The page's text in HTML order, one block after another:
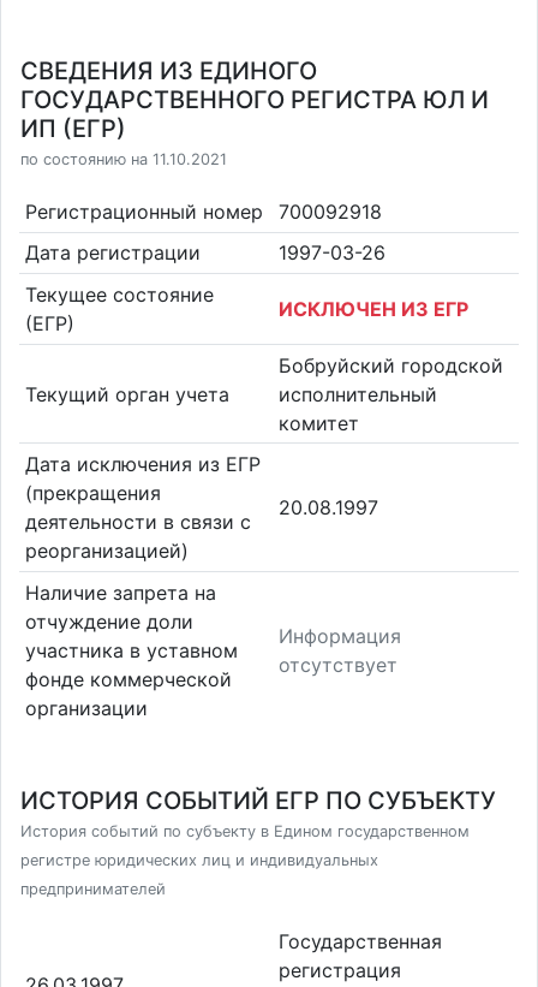
СВЕДЕНИЯ ИЗ ЕДИНОГО
ГОСУДАРСТВЕННОГО РЕГИСТРА ЮЛ И
ИП (ЕГР)
по состоянию на 11.10.2021
Регистрационный номер
700092918
Дата регистрации
1997-03-26
Текущее состояние
(ЕГР)
ИСКЛЮЧЕН ИЗ ЕГР
Текущий орган учета
Бобруйский городской
исполнительный
комитет
Дата исключения из ЕГР
(прекращения
деятельности в связи с
реорганизацией)
20.08.1997
Наличие запрета на
отчуждение доли
участника в уставном
фонде коммерческой
организации
Информация
отсутствует
ИСТОРИЯ СОБЫТИЙ ЕГР ПО СУБЪЕКТУ
История событий по субъекту в Едином государственном
регистре юридических лиц и индивидуальных
предпринимателей
Государственная
регистрация